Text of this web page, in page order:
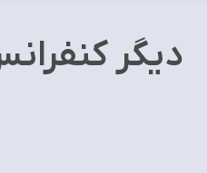
دیگر